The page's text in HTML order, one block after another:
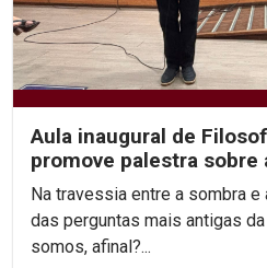
Aula inaugural de
promove palestra
Na travessia entre a sombra
das perguntas mais antigas
somos, afinal?...